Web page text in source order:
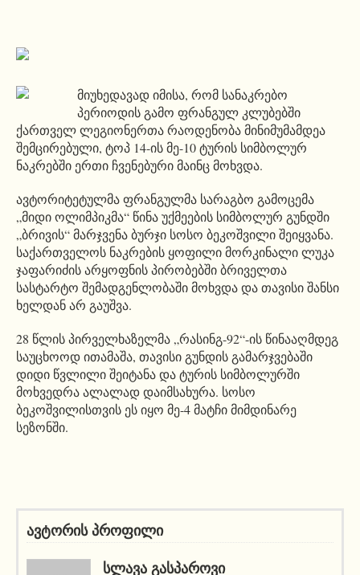
მიუხედავად იმისა, რომ სანაკრებო
პერიოდის გამო ფრანგულ კლუბებში
ქართველ ლეგიონერთა რაოდენობა მინიმუმამდეა
შემცირებული, ტოპ 14-ის მე-10 ტურის სიმბოლურ
ნაკრებში ერთი ჩვენებური მაინც მოხვდა.
ავტორიტეტულმა ფრანგულმა სარაგბო გამოცემა
„მიდი ოლიმპიკმა“ წინა უქმეების სიმბოლურ გუნდში
„ბრივის“ მარჯვენა ბურჯი სოსო ბეკოშვილი შეიყვანა.
საქართველოს ნაკრების ყოფილი მორკინალი ლუკა
ჯაფარიძის არყოფნის პირობებში ბრიველთა
სასტარტო შემადგენლობაში მოხვდა და თავისი შანსი
ხელდან არ გაუშვა.
28 წლის პირველხაზელმა „რასინგ-92“-ის წინააღმდეგ
საუცხოოდ ითამაშა, თავისი გუნდის გამარჯვებაში
დიდი წვლილი შეიტანა და ტურის სიმბოლურში
მოხვედრა ალალად დაიმსახურა. სოსო
ბეკოშვილისთვის ეს იყო მე-4 მატჩი მიმდინარე
სეზონში.
ავტორის პროფილი
ᲡᲚᲐᲕᲐ ᲒᲐᲡᲞᲐᲠᲝᲕᲘ